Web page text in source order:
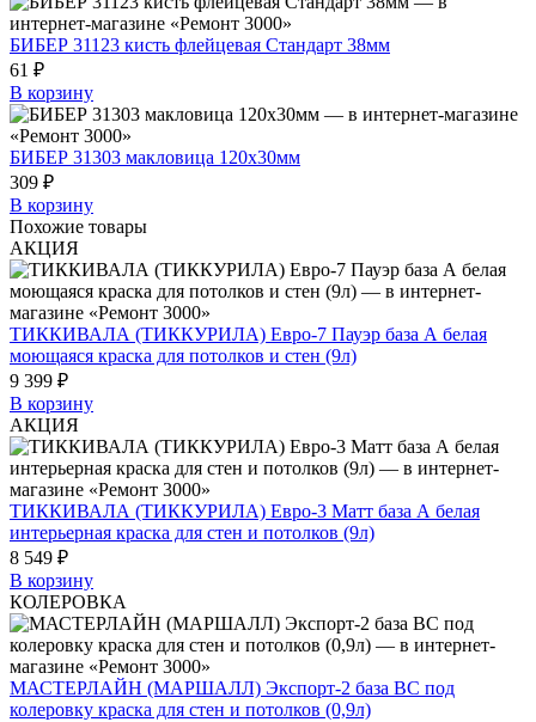
БИБЕР 31123 кисть флейцевая Стандарт 38мм
61 ₽
В корзину
БИБЕР 31303 макловица 120х30мм
309 ₽
В корзину
Похожие товары
АКЦИЯ
ТИККИВАЛА (ТИККУРИЛА) Евро-7 Пауэр база А белая
моющаяся краска для потолков и стен (9л)
9 399 ₽
В корзину
АКЦИЯ
ТИККИВАЛА (ТИККУРИЛА) Евро-3 Матт база А белая
интерьерная краска для стен и потолков (9л)
8 549 ₽
В корзину
КОЛЕРОВКА
МАСТЕРЛАЙН (МАРШАЛЛ) Экспорт-2 база BC под
колеровку краска для стен и потолков (0,9л)